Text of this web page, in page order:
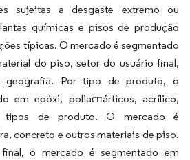
sujeitas a desgaste extremo ou
químicas e pisos de produção
típicas. O mercado é segmentado
do piso, setor do usuário final,
geografia. Por tipo de produto, o
em epóxi, poliaспárticos, acrílico,
tipos de produto. O mercado é
concreto e outros materiais de piso.
o mercado é segmentado em